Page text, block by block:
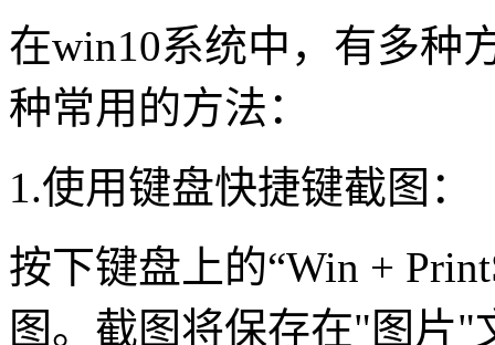
在win10系统中，有多种
种常用的方法：
1.使用键盘快捷键截图：
按下键盘上的“Win +
图。截图将保存在"图片